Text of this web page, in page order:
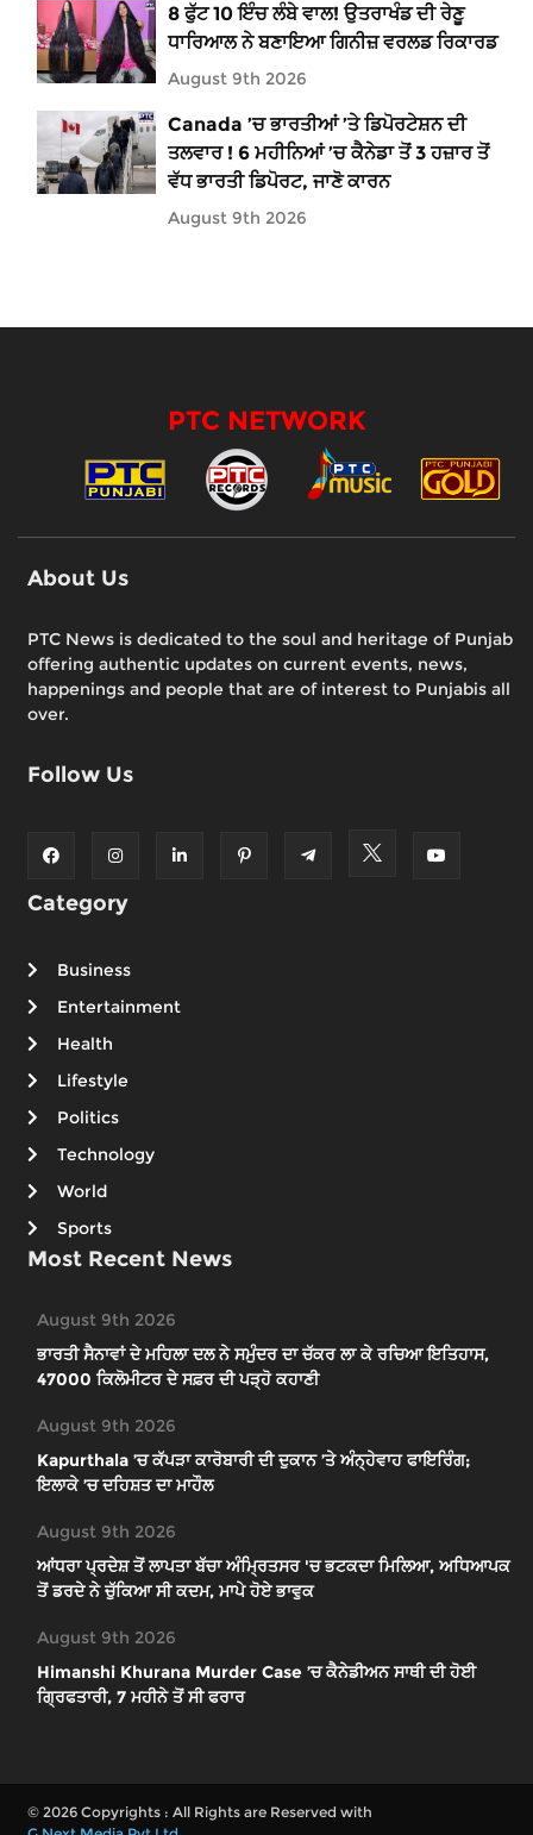
8 ਫੁੱਟ 10 ਇੰਚ ਲੰਬੇ ਵਾਲ! ਉਤਰਾਖੰਡ ਦੀ ਰੇਣੂ
ਧਾਰਿਆਲ ਨੇ ਬਣਾਇਆ ਗਿਨੀਜ਼ ਵਰਲਡ ਰਿਕਾਰਡ
August 9th 2026
Canada ’ਚ ਭਾਰਤੀਆਂ ’ਤੇ ਡਿਪੋਰਟੇਸ਼ਨ ਦੀ
ਤਲਵਾਰ ! 6 ਮਹੀਨਿਆਂ ’ਚ ਕੈਨੇਡਾ ਤੋਂ 3 ਹਜ਼ਾਰ ਤੋਂ
ਵੱਧ ਭਾਰਤੀ ਡਿਪੋਰਟ, ਜਾਣੋ ਕਾਰਨ
August 9th 2026
PTC NETWORK
About Us
PTC News is dedicated to the soul and heritage of Punjab
offering authentic updates on current events, news,
happenings and people that are of interest to Punjabis all
over.
Follow Us
Category
Business
Entertainment
Health
Lifestyle
Politics
Technology
World
Sports
Most Recent News
August 9th 2026
ਭਾਰਤੀ ਸੈਨਾਵਾਂ ਦੇ ਮਹਿਲਾ ਦਲ ਨੇ ਸਮੁੰਦਰ ਦਾ ਚੱਕਰ ਲਾ ਕੇ ਰਚਿਆ ਇਤਿਹਾਸ,
47000 ਕਿਲੋਮੀਟਰ ਦੇ ਸਫ਼ਰ ਦੀ ਪੜ੍ਹੋ ਕਹਾਣੀ
August 9th 2026
Kapurthala ’ਚ ਕੱਪੜਾ ਕਾਰੋਬਾਰੀ ਦੀ ਦੁਕਾਨ ’ਤੇ ਅੰਨ੍ਹੇਵਾਹ ਫਾਇਰਿੰਗ;
ਇਲਾਕੇ ’ਚ ਦਹਿਸ਼ਤ ਦਾ ਮਾਹੌਲ
August 9th 2026
ਆਂਧਰਾ ਪ੍ਰਦੇਸ਼ ਤੋਂ ਲਾਪਤਾ ਬੱਚਾ ਅੰਮ੍ਰਿਤਸਰ 'ਚ ਭਟਕਦਾ ਮਿਲਿਆ, ਅਧਿਆਪਕ
ਤੋਂ ਡਰਦੇ ਨੇ ਚੁੱਕਿਆ ਸੀ ਕਦਮ, ਮਾਪੇ ਹੋਏ ਭਾਵੁਕ
August 9th 2026
Himanshi Khurana Murder Case ’ਚ ਕੈਨੇਡੀਅਨ ਸਾਥੀ ਦੀ ਹੋਈ
ਗ੍ਰਿਫਤਾਰੀ, 7 ਮਹੀਨੇ ਤੋਂ ਸੀ ਫਰਾਰ
© 2026 Copyrights : All Rights are Reserved with